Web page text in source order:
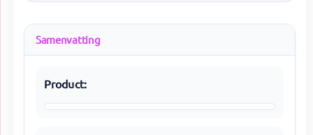
Samenvatting
Product: